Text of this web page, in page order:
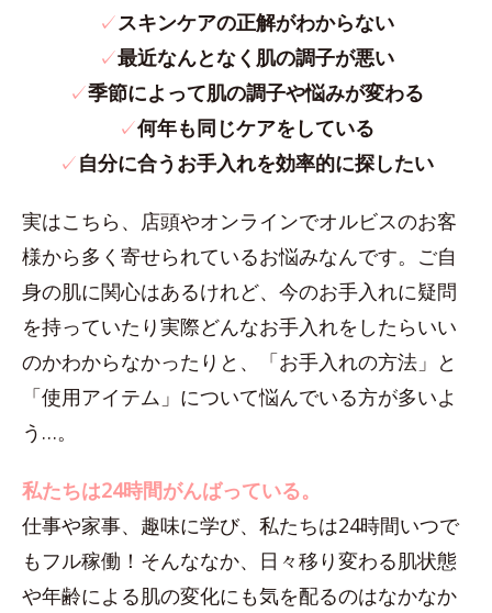
✓スキンケアの正解がわからない
✓最近なんとなく肌の調子が悪い
✓季節によって肌の調子や悩みが変わる
✓何年も同じケアをしている
✓自分に合うお手入れを効率的に探したい
実はこちら、店頭やオンラインでオルビスのお客
様から多く寄せられているお悩みなんです。ご自
身の肌に関心はあるけれど、今のお手入れに疑問
を持っていたり実際どんなお手入れをしたらいい
のかわからなかったりと、「お手入れの方法」と
「使用アイテム」について悩んでいる方が多いよ
う…。
私たちは24時間がんばっている。
仕事や家事、趣味に学び、私たちは24時間いつで
もフル稼働！そんななか、日々移り変わる肌状態
や年齢による肌の変化にも気を配るのはなかなか